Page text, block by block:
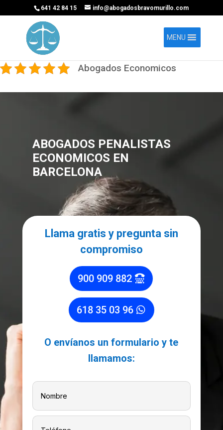
641 42 84 15 info@abogadosbravomurillo.com
MENU
Abogados Economicos
ABOGADOS PENALISTAS
ECONOMICOS EN
BARCELONA
Llama gratis y pregunta sin
compromiso
900 909 882
618 35 03 96
O envíanos un formulario y te
llamamos: